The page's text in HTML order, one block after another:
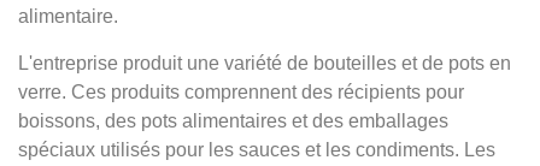
alimentaire.
L'entreprise produit une variété de bouteilles et de pots en
verre. Ces produits comprennent des récipients pour
boissons, des pots alimentaires et des emballages
spéciaux utilisés pour les sauces et les condiments. Les